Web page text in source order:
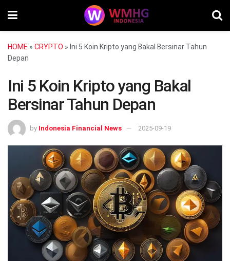
HOME » CRYPTO » Ini 5 Koin Kripto yang Bakal Bersinar Tahun
Depan
Ini 5 Koin Kripto yang Bakal
Bersinar Tahun Depan
by Indonesia Financial News 2025-09-19